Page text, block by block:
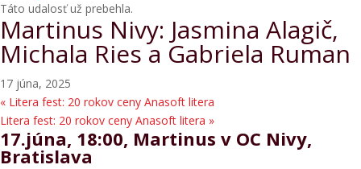
Táto udalosť už prebehla.
Martinus Nivy: Jasmina Alagič,
Michala Ries a Gabriela Ruman
17 júna, 2025
« Litera fest: 20 rokov ceny Anasoft litera
Litera fest: 20 rokov ceny Anasoft litera »
17.júna, 18:00, Martinus v OC Nivy,
Bratislava